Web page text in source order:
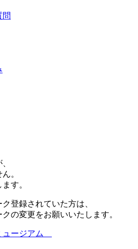
問
。
す。
登録されていた方は、
の変更をお願いいたします。
ュージアム